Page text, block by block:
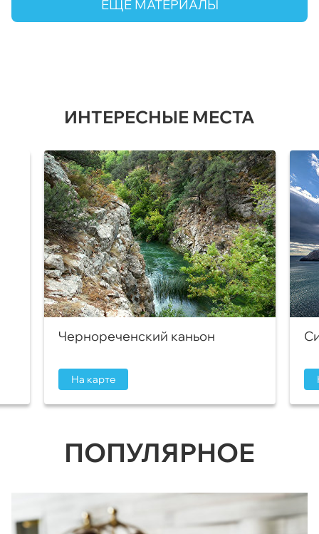
ЕЩЕ МАТЕРИАЛЫ
ИНТЕРЕСНЫЕ МЕСТА
Чернореченский каньон
На карте
ПОПУЛЯРНОЕ